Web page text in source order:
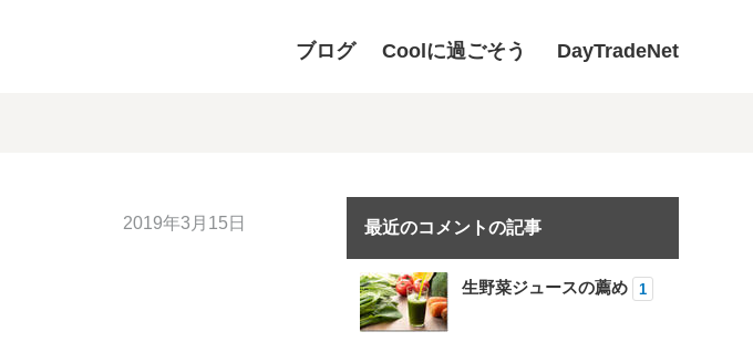
ブログ Coolに過ごそう DayTradeNet
2019年3月15日 最近のコメントの記事
生野菜ジュースの薦め 1